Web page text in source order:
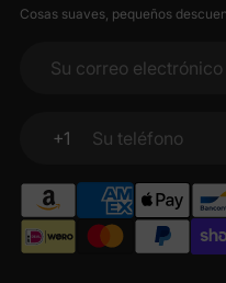
Cosas suaves, pequeños
Su correo electrónico
+1
Su teléfono